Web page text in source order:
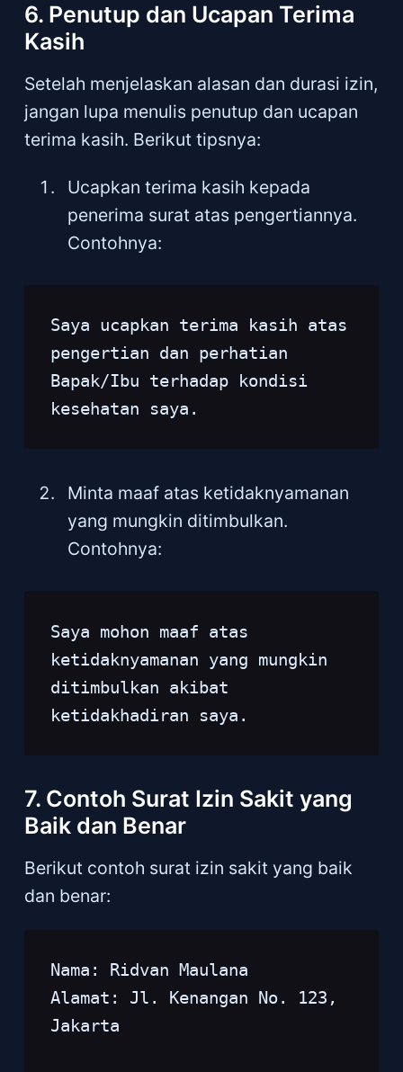
6. Penutup dan Ucapan Terima
Kasih
Setelah menjelaskan alasan dan durasi izin,
jangan lupa menulis penutup dan ucapan
terima kasih. Berikut tipsnya:
Ucapkan terima kasih kepada
penerima surat atas pengertiannya.
Contohnya:
Saya ucapkan terima kasih atas
pengertian dan perhatian
Bapak/Ibu terhadap kondisi
kesehatan saya.
Minta maaf atas ketidaknyamanan
yang mungkin ditimbulkan.
Contohnya:
Saya mohon maaf atas
ketidaknyamanan yang mungkin
ditimbulkan akibat
ketidakhadiran saya.
7. Contoh Surat Izin Sakit yang
Baik dan Benar
Berikut contoh surat izin sakit yang baik
dan benar:
Nama: Ridvan Maulana
Alamat: Jl. Kenangan No. 123,
Jakarta